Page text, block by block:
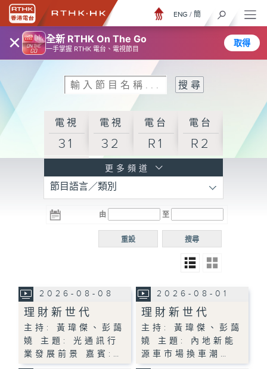
× 全新 RTHK On The Go
一手掌握 RTHK 電台、電視節目
取得
ENG / 簡
電視
31
電視
32
電台
R1
電台
R2
R3
電台 電台
R5
電台
普通
更多頻道
節目語言／類別
由 至
搜尋
重設
2026-08-08
理財新世代
主持: 黃瑋傑、彭藹
嬈 主題: 光通訊行
業發展前景 嘉賓:…
2026-08-01
理財新世代
主持: 黃瑋傑、彭藹
嬈 主題: 內地新能
源車市場換車潮…